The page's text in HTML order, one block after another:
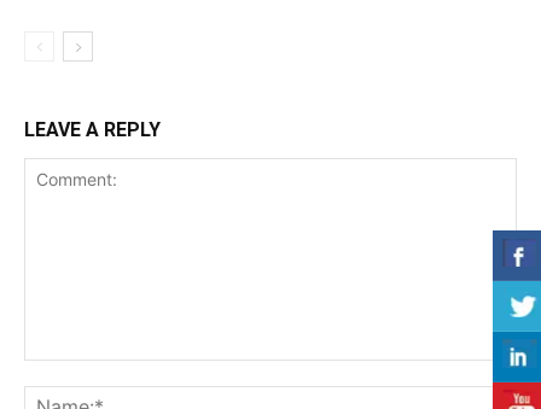
LEAVE A REPLY